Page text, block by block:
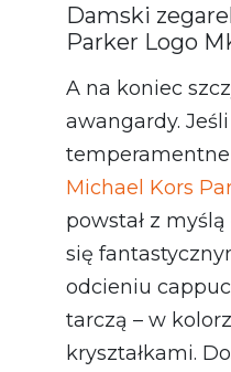
Damski
Parker Logo
A na koniec
awangardy.
Michael Kors
powstał z
się
odcieniu
tarczą – w
kryształkami.